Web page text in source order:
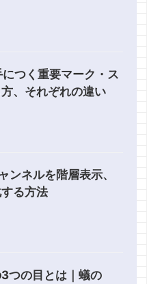
つく重要マーク・ス
、それぞれの違い
ンネルを階層表示、
る方法
つの目とは｜蟻の